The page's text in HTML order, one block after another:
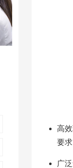
高
要
广